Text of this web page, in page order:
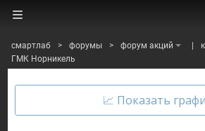
смартлаб > форумы > форум акций
ГМК Норникель